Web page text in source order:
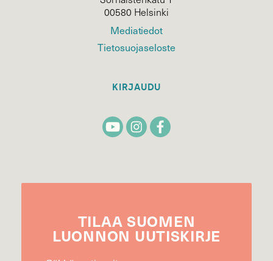
00580 Helsinki
Mediatiedot
Tietosuojaseloste
KIRJAUDU
TILAA SUOMEN
LUONNON UUTIS­KIRJE